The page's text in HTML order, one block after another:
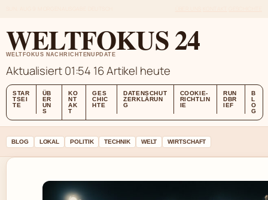
WELTFOKUS 24
WELTFOKUS NACHRICHTENUPDATE
Aktualisiert 01:54 16 Artikel heute
STAR
TSEI
TE
ÜB
ER
UN
S
KO
NT
AK
T
GES
CHIC
HTE
DATENSCHUT
ZERKLÄRUN
G
COOKIE-
RICHTLIN
IE
RUN
DBR
IEF
B
L
O
G
BLOG LOKAL POLITIK TECHNIK WELT WIRTSCHAFT